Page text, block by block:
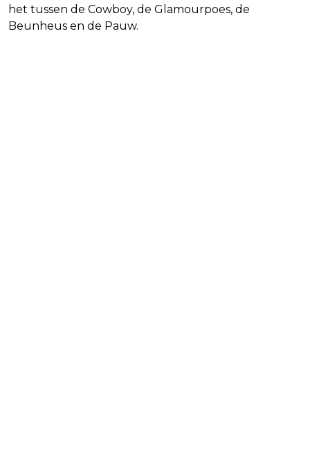
het tussen de Cowboy, de Glamourpoes, de
Beunheus en de Pauw.